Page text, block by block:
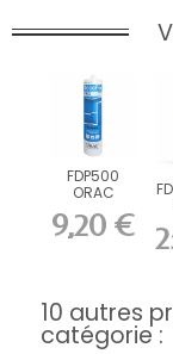
FDP500
ORAC
DecoFix Pro
310 ml
9,20 €
10 autres
catégorie :